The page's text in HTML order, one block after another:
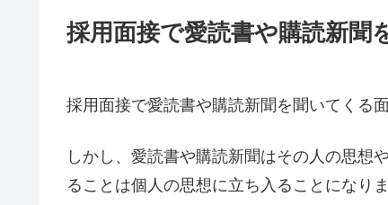
採用面接で愛読書や購読新聞
採用面接で愛読書や購読新聞を聞いてくる
しかし、愛読書や購読新聞はその人の思想
ることは個人の思想に立ち入ることになり